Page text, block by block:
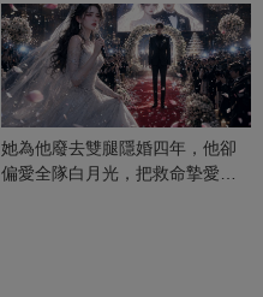
她為他廢去雙腿隱婚四年，他卻
偏愛全隊白月光，把救命摯愛當